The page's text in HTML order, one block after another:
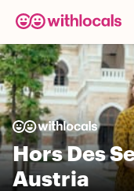
Hors Des
Austria